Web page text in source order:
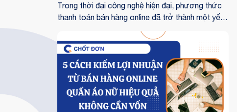
ưu hoá quy trình giao dịch
Trong thời đại công nghệ hiện đại, phương thức
thanh toán bán hàng online đã trở thành một yếu
tố quan trọng trong thành công của các doanh
nghiệp. Để đáp ứng nhu cầu mua sắm trực tuyến
ngày càng tăng, việc tối ưu hoá quy trình giao
dịch trở thành một yếu tố cốt lõi. Bài viết này sẽ
cung cấp hướng dẫn chi tiết về phương thức
thanh toán bán hàng online và cách tối ưu hoá
quy trình giao dịch